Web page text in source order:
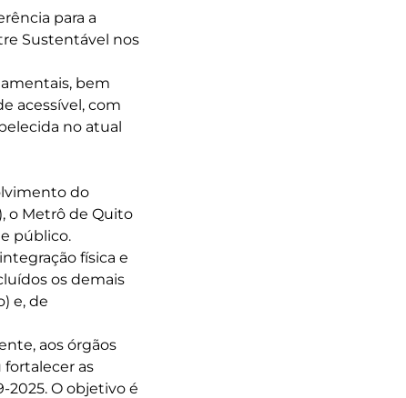
para a
Sustentável nos
bem
acessível, com
no atual
do
o Metrô de Quito
público.
física e
os demais
e, de
aos órgãos
as
2025. O objetivo é